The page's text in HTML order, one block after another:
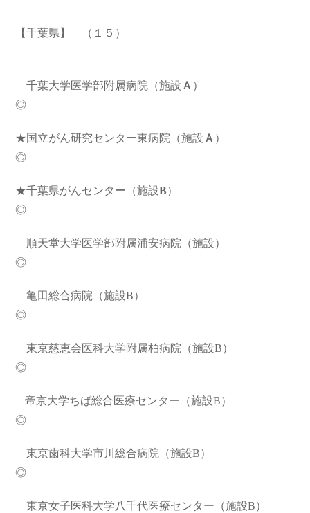
【千葉県】 （１５）
千葉大学医学部附属病院（施設 Ａ ）
◎
★国立がん研究センター東病院（施設 Ａ ）
◎
★千葉県がんセンター（施設B）
◎
順天堂大学医学部附属浦安病院（施設）
◎
亀田総合病院（施設B）
◎
東京慈恵会医科大学附属柏病院（施設B）
◎
帝京大学ちば総合医療センター（施設B）
◎
東京歯科大学市川総合病院（施設B）
◎
東京女子医科大学八千代医療センター（施設B）